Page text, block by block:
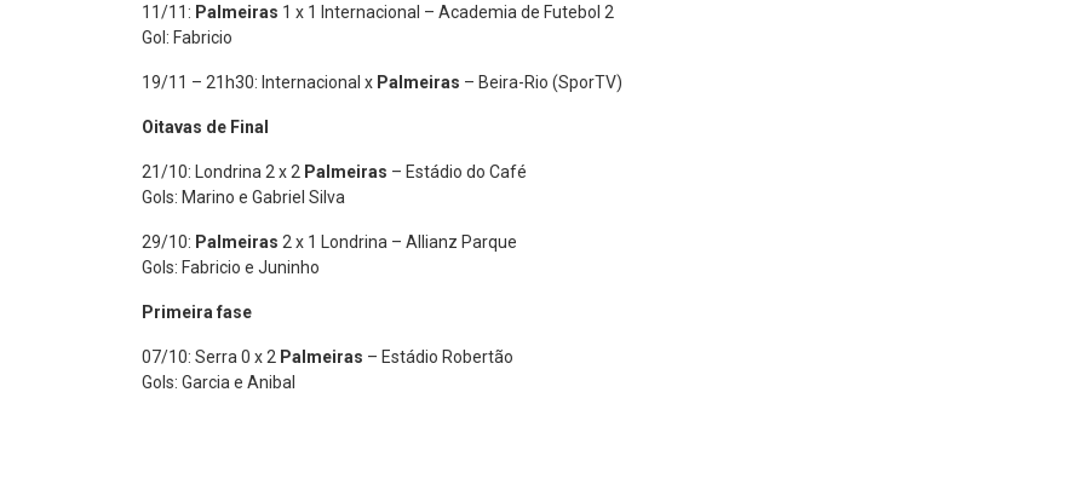
11/11: Palmeiras 1 x 1 Internacional – Academia de Futebol 2
Gol: Fabricio
19/11 – 21h30: Internacional x Palmeiras – Beira-Rio (SporTV)
Oitavas de Final
21/10: Londrina 2 x 2 Palmeiras – Estádio do Café
Gols: Marino e Gabriel Silva
29/10: Palmeiras 2 x 1 Londrina – Allianz Parque
Gols: Fabricio e Juninho
Primeira fase
07/10: Serra 0 x 2 Palmeiras – Estádio Robertão
Gols: Garcia e Anibal